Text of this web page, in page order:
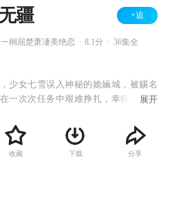
疆 +追
桐屈楚萧凄美绝恋 8.1分 36集全
少女七雪误入神秘的姽婳城，被赐名
一次次任务中艰难挣扎，幸得身世成
生，成为新任城主，而这一切尽在公
中……
展开
收藏 下载 分享